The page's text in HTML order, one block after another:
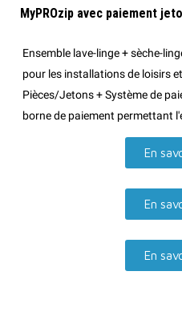
MyPROzip avec paiement
Ensemble lave-linge + sèche-
pour les installations de loisirs
Pièces/Jetons + Système de
borne de paiement permettant
En
En
En